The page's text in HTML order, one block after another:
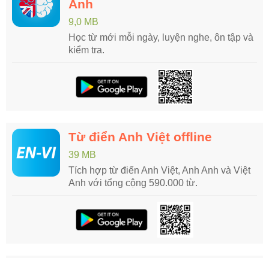
Anh
9,0 MB
Học từ mới mỗi ngày, luyện nghe, ôn tập và
kiểm tra.
Từ điển Anh Việt offline
39 MB
Tích hợp từ điển Anh Việt, Anh Anh và Việt
Anh với tổng cộng 590.000 từ.